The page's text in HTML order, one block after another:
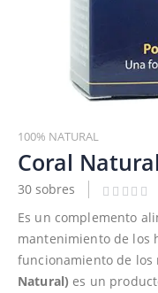
al
comienzo
de
la
galería
imágenes
100% NATURAL
Coral
30 sobres
Es un complemento
mantenimiento de los
funcionamiento de los
Natural) es un